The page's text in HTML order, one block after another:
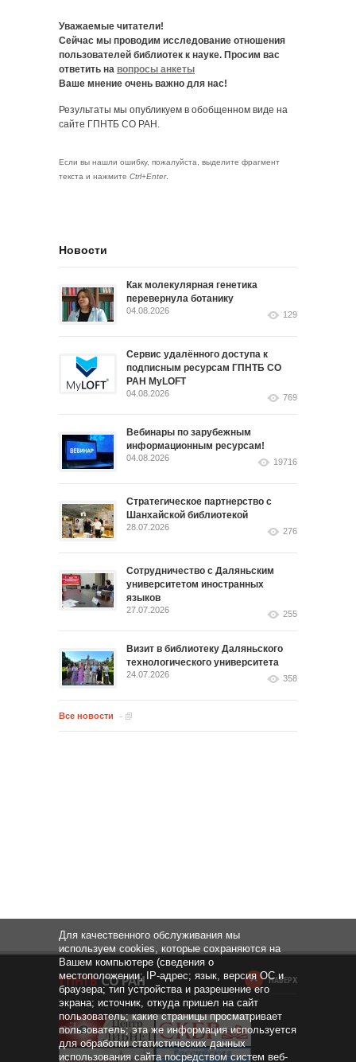
Уважаемые читатели!
Сейчас мы проводим исследование отношения
пользователей библиотек к науке. Просим вас
ответить на вопросы анкеты
Ваше мнение очень важно для нас!
Результаты мы опубликуем в обобщенном виде на
сайте ГПНТБ СО РАН.
Если вы нашли ошибку, пожалуйста, выделите фрагмент
текста и нажмите Ctrl+Enter.
Новости
Как молекулярная генетика
перевернула ботанику
04.08.2026 129
Сервис удалённого доступа к
подписным ресурсам ГПНТБ СО
РАН MyLOFT
04.08.2026 769
Вебинары по зарубежным
информационным ресурсам!
04.08.2026 19716
Стратегическое партнерство с
Шанхайской библиотекой
28.07.2026 276
Сотрудничество с Даляньским
университетом иностранных
языков
27.07.2026 255
Визит в библиотеку Даляньского
технологического университета
24.07.2026 358
Все новости
НАВЕРХ
Для качественного обслуживания мы
используем cookies, которые сохраняются на
Вашем компьютере (сведения о
местоположении; IP-адрес; язык, версия ОС и
браузера; тип устройства и разрешение его
экрана; источник, откуда пришел на сайт
пользователь; какие страницы просматривает
пользователь; эта же информация используется
для обработки статистических данных
использования сайта посредством систем веб-